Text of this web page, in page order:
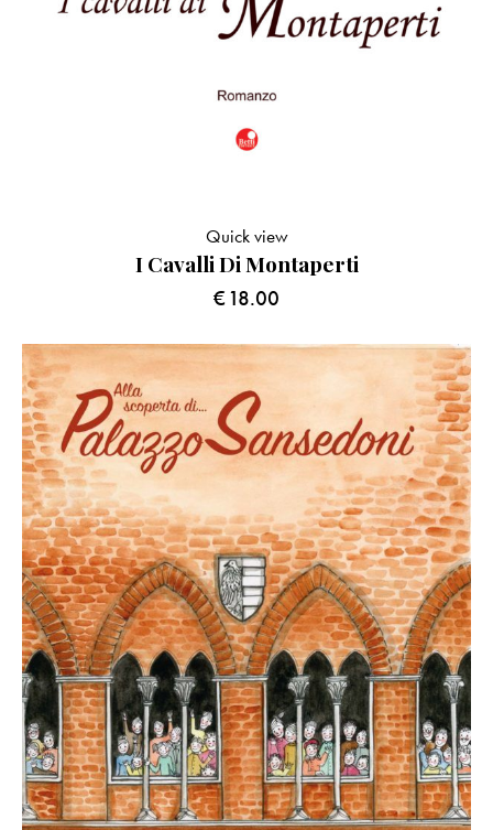
I Cavalli Di Montaperti
€18.00
Quick view